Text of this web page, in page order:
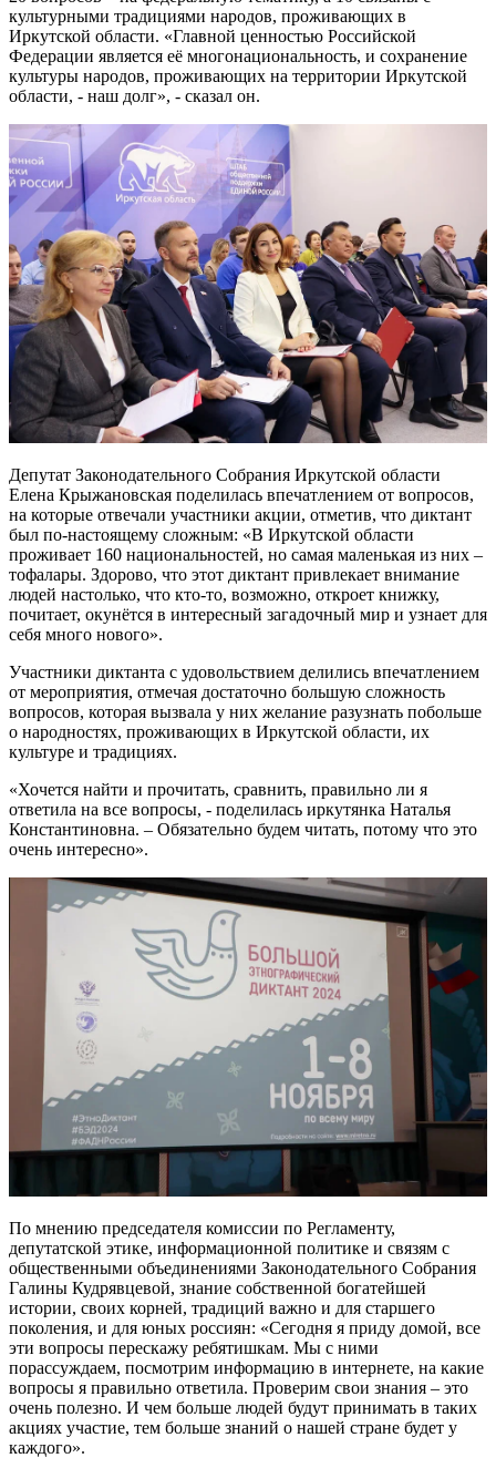
культурными традициями народов, проживающих в
Иркутской области. «Главной ценностью Российской
Федерации является её многонациональность, и сохранение
культуры народов, проживающих на территории Иркутской
области, - наш долг», - сказал он.
Депутат Законодательного Собрания Иркутской области
Елена Крыжановская поделилась впечатлением от вопросов,
на которые отвечали участники акции, отметив, что диктант
был по-настоящему сложным: «В Иркутской области
проживает 160 национальностей, но самая маленькая из них –
тофалары. Здорово, что этот диктант привлекает внимание
людей настолько, что кто-то, возможно, откроет книжку,
почитает, окунётся в интересный загадочный мир и узнает для
себя много нового».
Участники диктанта с удовольствием делились впечатлением
от мероприятия, отмечая достаточно большую сложность
вопросов, которая вызвала у них желание разузнать побольше
о народностях, проживающих в Иркутской области, их
культуре и традициях.
«Хочется найти и прочитать, сравнить, правильно ли я
ответила на все вопросы, - поделилась иркутянка Наталья
Константиновна. – Обязательно будем читать, потому что это
очень интересно».
По мнению председателя комиссии по Регламенту,
депутатской этике, информационной политике и связям с
общественными объединениями Законодательного Собрания
Галины Кудрявцевой, знание собственной богатейшей
истории, своих корней, традиций важно и для старшего
поколения, и для юных россиян: «Сегодня я приду домой, все
эти вопросы перескажу ребятишкам. Мы с ними
порассуждаем, посмотрим информацию в интернете, на какие
вопросы я правильно ответила. Проверим свои знания – это
очень полезно. И чем больше людей будут принимать в таких
акциях участие, тем больше знаний о нашей стране будет у
каждого».